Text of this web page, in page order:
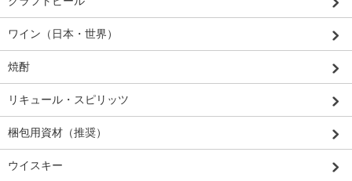
ワイン（日本・世界）
焼酎
リキュール・スピリッツ
梱包用資材（推奨）
ウイスキー